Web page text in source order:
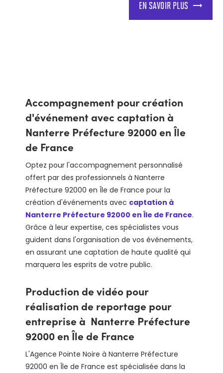
EN SAVOIR PLUS
Accompagnement pour création
d'événement avec captation à
Nanterre Préfecture 92000 en Île
de France
Optez pour l'accompagnement personnalisé
offert par des professionnels à Nanterre
Préfecture 92000 en Île de France pour la
création d'événements avec captation à
Nanterre Préfecture 92000 en Île de France.
Grâce à leur expertise, ces spécialistes vous
guident dans l'organisation de vos événements,
en assurant une captation de haute qualité qui
marquera les esprits de votre public.
Production de vidéo pour
réalisation de reportage pour
entreprise à Nanterre Préfecture
92000 en Île de France
L'Agence Pointe Noire à Nanterre Préfecture
92000 en Île de France est spécialisée dans la